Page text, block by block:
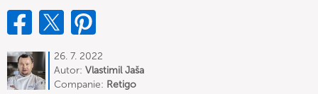
26. 7. 2022
Autor: Vlastimil Jaša
Companie: Retigo